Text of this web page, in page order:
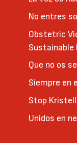
No entres
Obstetric
Sustainable
Que no os
Siempre en
Stop
Unidos en